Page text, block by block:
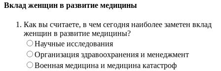
Вклад женщин в развитие медицины
Как вы считаете, в чем сегодня наиболее заметен вклад
женщин в развитие медицины?
Научные исследования
Организация здравоохранения и менеджмент
Военная медицина и медицина катастроф